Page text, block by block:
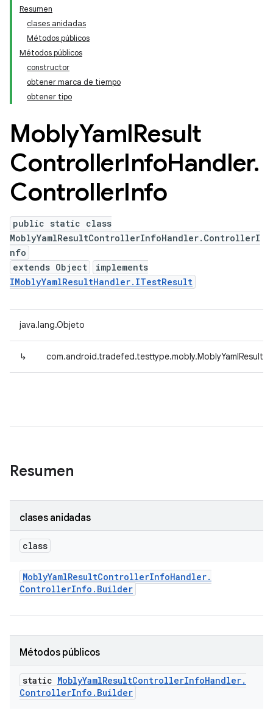
Resumen
clases anidadas
Métodos públicos
Métodos públicos
constructor
obtener marca de tiempo
obtener tipo
MoblyYamlResult
ControllerInfoHandler.
ControllerInfo
public static class
MoblyYamlResultControllerInfoHandler.ControllerI
nfo
extends Object
implements
IMoblyYamlResultHandler.ITestResult
java.lang.Objeto
↳
Resumen
clases anidadas
class
MoblyYamlResultControllerInfoHandler.
ControllerInfo . Builder
Métodos públicos
static MoblyYamlResultControllerInfoHandler.
ControllerInfo . Builder